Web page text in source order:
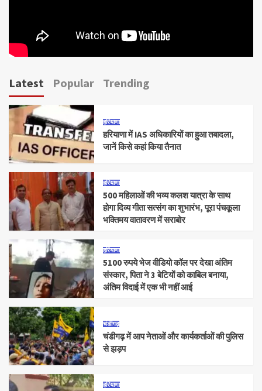
Latest Popular Trending
हरियाणा
हरियाणा में IAS अधिकारियों का हुआ तबादला,
जानें किसे कहां किया तैनात
हरियाणा
500 महिलाओं की भव्य कलश यात्रा के साथ
होगा दिव्य गीता सत्संग का शुभारंभ, पूरा पंचकूला
भक्तिमय वातावरण में सराबोर
हरियाणा
5100 रुपये भेज वीडियो कॉल पर देखा अंतिम
संस्कार, पिता ने 3 बेटियों को काबिल बनाया,
अंतिम विदाई में एक भी नहीं आई
चंडीगढ़
चंडीगढ़ में आप नेताओं और कार्यकर्ताओं की पुलिस
से झड़प
हरियाणा